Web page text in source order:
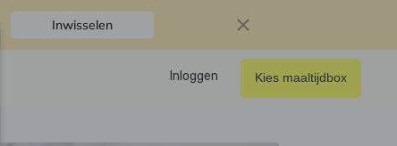
Inwisselen
Inloggen Kies maaltijdbox